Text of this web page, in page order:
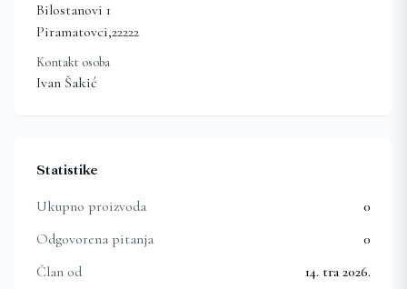
Bilostanovi 1
Piramatovci,22222
Kontakt osoba
Ivan Šakić
Statistike
Ukupno proizvoda
0
Odgovorena pitanja
0
Član od
14. tra 2026.